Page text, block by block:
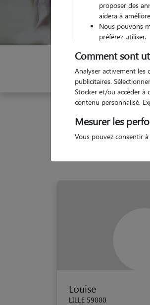
Louise
LILLE 59000
proposer des
aidera à
Nous pouvons
préférez utiliser.
Comment sont
Analyser activement les
publicitaires.
Stocker et/ou accéder à
contenu personnalisé.
Mesurer les
Vous pouvez consentir